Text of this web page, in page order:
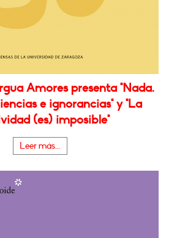
Amores presenta "Nada.
e ignorancias" y "La
(es) imposible"
Leer más...